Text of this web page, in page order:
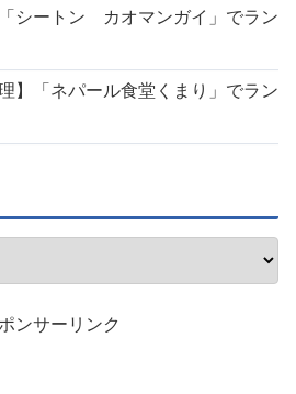
「シートン カオマンガイ」でラン
】「ネパール食堂くまり」でラン
ンサーリンク